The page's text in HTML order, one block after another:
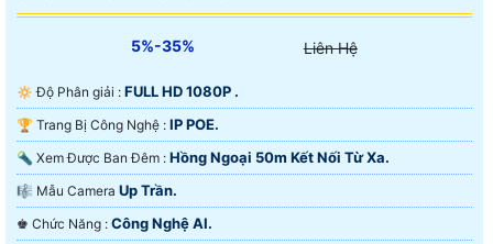
5%-35% Liên Hệ
🔅 Độ Phân giải : FULL HD 1080P .
🏆 Trang Bị Công Nghệ : IP POE.
🔦 Xem Được Ban Đêm : Hồng Ngoại 50m Kết Nối Từ Xa.
🎼️ Mẫu Camera Up Trần.
️♚ Chức Năng : Công Nghệ AI.